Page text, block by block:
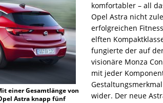
einer Gesamtlänge von
Astra knapp fünf
komfortabler – all
Opel Astra nicht
erfolgreichen
elften
fungierte der auf
visionäre Monza
mit jeder
wider. Der neue